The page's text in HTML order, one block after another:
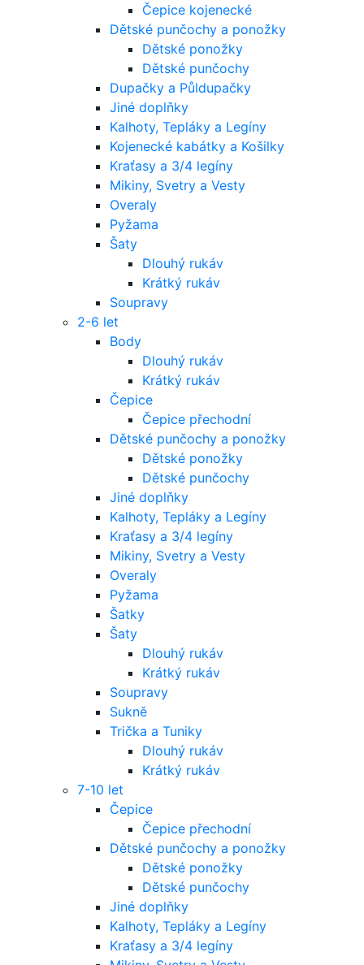
Čepice kojenecké
Dětské punčochy a ponožky
Dětské ponožky
Dětské punčochy
Dupačky a Půldupačky
Jiné doplňky
Kalhoty, Tepláky a Legíny
Kojenecké kabátky a Košilky
Kraťasy a 3/4 legíny
Mikiny, Svetry a Vesty
Overaly
Pyžama
Šaty
Dlouhý rukáv
Krátký rukáv
Soupravy
2-6 let
Body
Dlouhý rukáv
Krátký rukáv
Čepice
Čepice přechodní
Dětské punčochy a ponožky
Dětské ponožky
Dětské punčochy
Jiné doplňky
Kalhoty, Tepláky a Legíny
Kraťasy a 3/4 legíny
Mikiny, Svetry a Vesty
Overaly
Pyžama
Šatky
Šaty
Dlouhý rukáv
Krátký rukáv
Soupravy
Sukně
Trička a Tuniky
Dlouhý rukáv
Krátký rukáv
7-10 let
Čepice
Čepice přechodní
Dětské punčochy a ponožky
Dětské ponožky
Dětské punčochy
Jiné doplňky
Kalhoty, Tepláky a Legíny
Kraťasy a 3/4 legíny